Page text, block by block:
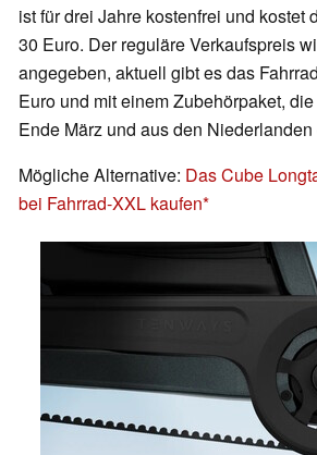
ist für drei Jahre kostenfrei und kostet
30 Euro. Der reguläre Verkaufspreis
angegeben, aktuell gibt es das
Euro und mit einem Zubehörpaket,
Ende März und aus den Niederlanden
Mögliche Alternative: Das Cube
bei Fahrrad-XXL kaufen